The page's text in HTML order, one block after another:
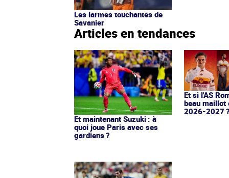
Les larmes touchantes de
Savanier
Articles en tendances
Et maintenant Suzuki : à
quoi joue Paris avec ses
gardiens ?
Et si l'AS
beau maillot
2026-2027